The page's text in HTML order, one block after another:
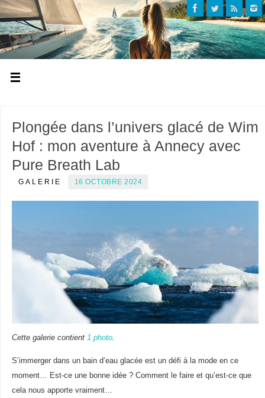
Plongée dans l’univers glacé de Wim
Hof : mon aventure à Annecy avec
Pure Breath Lab
GALERIE 16 OCTOBRE 2024
Cette galerie contient 1 photo.
S’immerger dans un bain d’eau glacée est un défi à la mode en ce
moment… Est-ce une bonne idée ? Comment le faire et qu’est-ce que
cela nous apporte vraiment…